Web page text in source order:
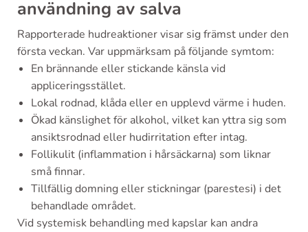
användning av salva
Rapporterade hudreaktioner visar sig främst under den
första veckan. Var uppmärksam på följande symtom:
En brännande eller stickande känsla vid
appliceringsstället.
Lokal rodnad, klåda eller en upplevd värme i huden.
Ökad känslighet för alkohol, vilket kan yttra sig som
ansiktsrodnad eller hudirritation efter intag.
Follikulit (inflammation i hårsäckarna) som liknar
små finnar.
Tillfällig domning eller stickningar (parestesi) i det
behandlade området.
Vid systemisk behandling med kapslar kan andra